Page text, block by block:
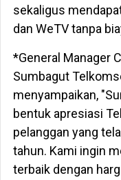
sekaligus
dan WeTV tanpa
*General Manager
Sumbagut
menyampaikan,
bentuk apresiasi
pelanggan yang
tahun. Kami ingin
terbaik dengan